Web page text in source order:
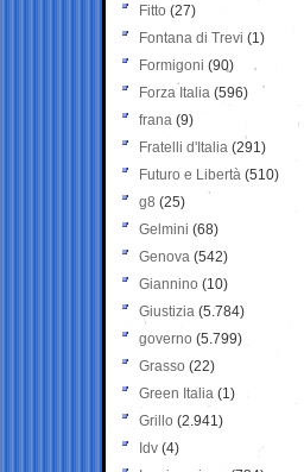
Fitto (27)
Fontana di Trevi (1)
Formigoni (90)
Forza Italia (596)
frana (9)
Fratelli d'Italia (291)
Futuro e Libertà (510)
g8 (25)
Gelmini (68)
Genova (542)
Giannino (10)
Giustizia (5.784)
governo (5.799)
Grasso (22)
Green Italia (1)
Grillo (2.941)
Idv (4)